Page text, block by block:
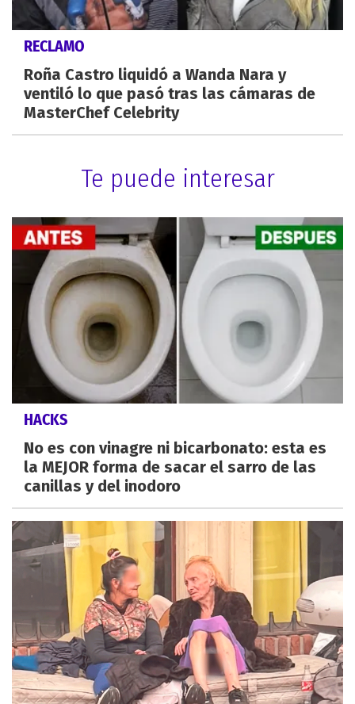
RECLAMO
Roña Castro liquidó a Wanda Nara y
ventiló lo que pasó tras las cámaras de
MasterChef Celebrity
Te puede interesar
HACKS
No es con vinagre ni bicarbonato: esta es
la MEJOR forma de sacar el sarro de las
canillas y del inodoro